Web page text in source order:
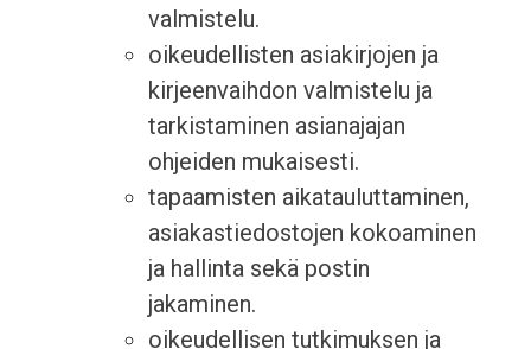
valmistelu.
oikeudellisten asiakirjojen ja
kirjeenvaihdon valmistelu ja
tarkistaminen asianajajan
ohjeiden mukaisesti.
tapaamisten aikatauluttaminen,
asiakastiedostojen kokoaminen
ja hallinta sekä postin
jakaminen.
oikeudellisen tutkimuksen ja